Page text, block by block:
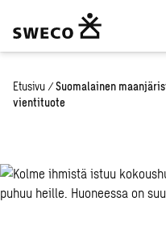
Etusivu / Suomalainen
vientituote